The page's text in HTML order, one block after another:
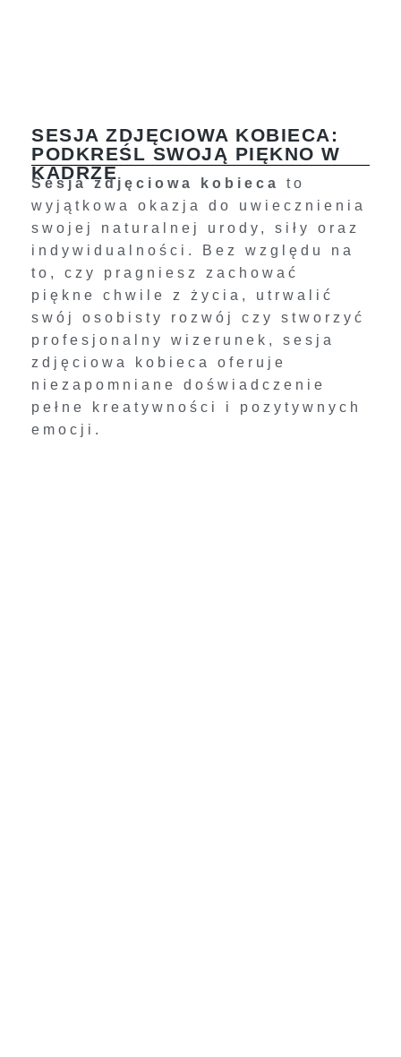
SESJA ZDJĘCIOWA KOBIECA:
PODKREŚL SWOJĄ PIĘKNO W
KADRZE
Sesja zdjęciowa kobieca
to
wyjątkowa okazja do uwiecznienia
swojej naturalnej urody, siły oraz
indywidualności. Bez względu na
to, czy pragniesz zachować
piękne chwile z życia, utrwalić
swój osobisty rozwój czy stworzyć
profesjonalny wizerunek, sesja
zdjęciowa kobieca oferuje
niezapomniane doświadczenie
pełne kreatywności i pozytywnych
emocji.